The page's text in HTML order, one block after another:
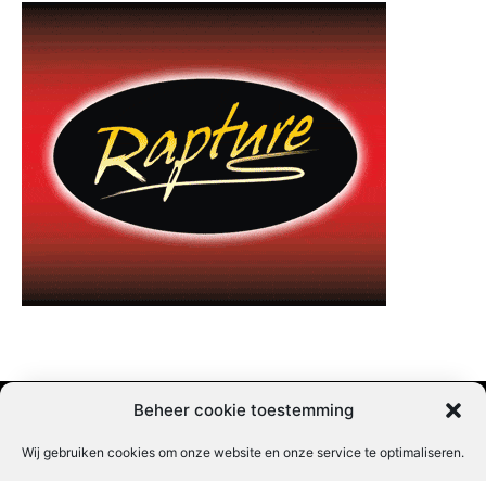
Beheer cookie toestemming
Wij gebruiken cookies om onze website en onze service te optimaliseren.